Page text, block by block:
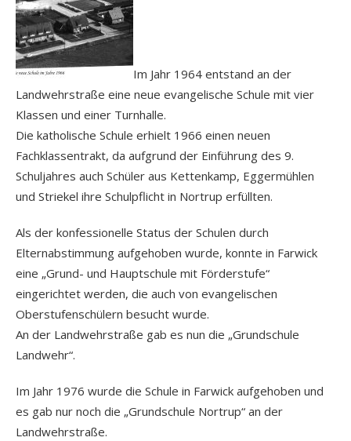
Im Jahr 1964 entstand an der
Landwehrstraße eine neue evangelische Schule mit vier
Klassen und einer Turnhalle.
Die katholische Schule erhielt 1966 einen neuen
Fachklassentrakt, da aufgrund der Einführung des 9.
Schuljahres auch Schüler aus Kettenkamp, Eggermühlen
und Striekel ihre Schulpflicht in Nortrup erfüllten.
Als der konfessionelle Status der Schulen durch
Elternabstimmung aufgehoben wurde, konnte in Farwick
eine „Grund- und Hauptschule mit Förderstufe“
eingerichtet werden, die auch von evangelischen
Oberstufenschülern besucht wurde.
An der Landwehrstraße gab es nun die „Grundschule
Landwehr“.
Im Jahr 1976 wurde die Schule in Farwick aufgehoben und
es gab nur noch die „Grundschule Nortrup“ an der
Landwehrstraße.